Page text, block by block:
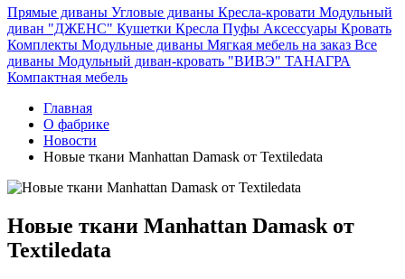
Прямые диваны Угловые диваны Кресла-кровати Модульный
диван "ДЖЕНС" Кушетки Кресла Пуфы Аксессуары Кровать
Комплекты Модульные диваны Мягкая мебель на заказ Все
диваны Модульный диван-кровать "ВИВЭ" ТАНАГРА
Компактная мебель
Главная
О фабрике
Новости
Новые ткани Мanhattan Damask от Textiledata
Новые ткани Мanhattan Damask от
Textiledata